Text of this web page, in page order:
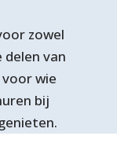
zowel
van
wie
bij